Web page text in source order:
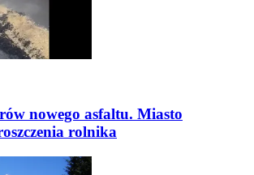
nowego asfaltu. Miasto
rolnika